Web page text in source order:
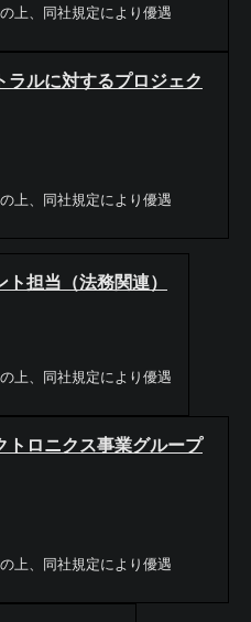
上、同社規定により優遇
ラルに対するプロジェク
上、同社規定により優遇
ト担当（法務関連）
上、同社規定により優遇
トロニクス事業グループ
上、同社規定により優遇